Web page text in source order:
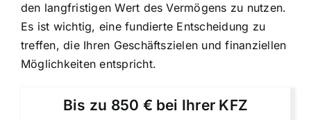
den langfristigen Wert des Vermögens zu nutzen.
Es ist wichtig, eine fundierte Entscheidung zu
treffen, die Ihren Geschäftszielen und finanziellen
Möglichkeiten entspricht.
Bis zu 850 € bei Ihrer KFZ